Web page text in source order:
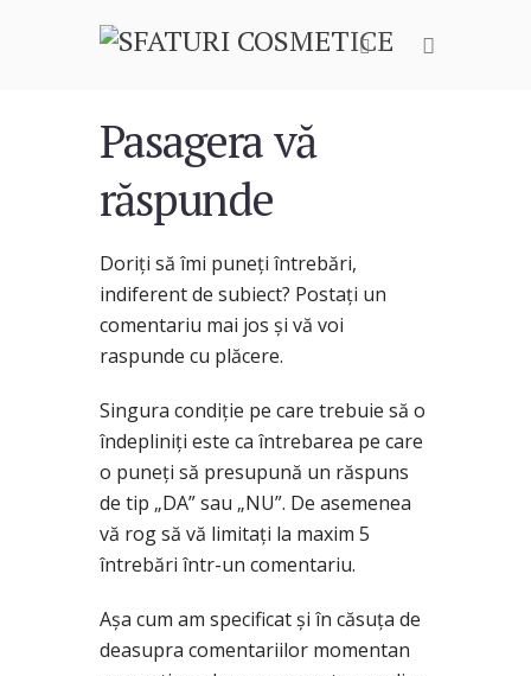
Pasagera vă
răspunde
Doriți să îmi puneți întrebări,
indiferent de subiect? Postați un
comentariu mai jos și vă voi
raspunde cu plăcere.
Singura condiție pe care trebuie să o
îndepliniți este ca întrebarea pe care
o puneți să presupună un răspuns
de tip „DA” sau „NU”. De asemenea
vă rog să vă limitați la maxim 5
întrebări într-un comentariu.
Așa cum am specificat și în căsuța de
deasupra comentariilor momentan